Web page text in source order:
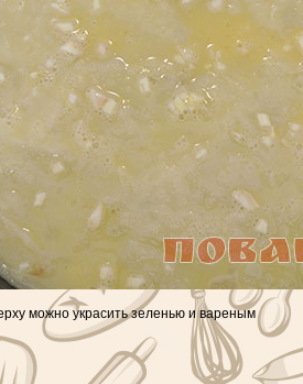
можно украсить зеленью и вареным